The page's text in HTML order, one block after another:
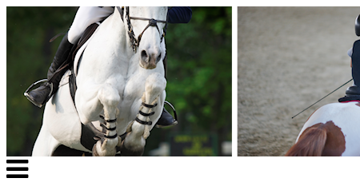
Veksle
navigasjon